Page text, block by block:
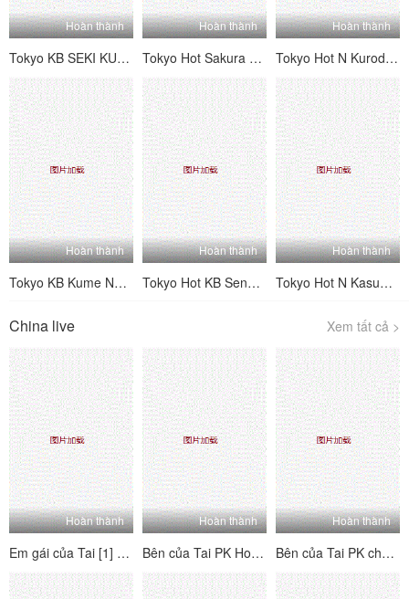
Hoàn thành
Tokyo KB SEKI KUKO Đội Kimura.
Hoàn thành
Tokyo Hot Sakura Hira
Hoàn thành
Tokyo Hot N Kuroda Mizuho Daman Cộng tác phụ nữ 凌 編 編
Hoàn thành
Tokyo KB Kume Natsu
Hoàn thành
Tokyo Hot KB Sensei Chiho Team Kimura Jun
Hoàn thành
Tokyo Hot N Kasumi Kato, Yusuke Sakurai
Xem tất cả >
China live
Hoàn thành
Em gái của Tai [1] Tôi nghĩ về người mẫu này - Tôi mong chờ nó, đó là một món đồ hoàn hảo, quan hệ tình dục qua đường hậu môn, đánh hơi và phát ra các từ!
Hoàn thành
Bên của Tai PK House's Tai's Sides [4] Vui vẻ và hai mặt ~ Kiểm tra trang nơi bạn có thể thấy mỗi người chơi B của người chơi b ~ Lolita hét lên, đam mê và hung dữ!
Hoàn thành
Bên của Tai PK cho các bên của Tai [3] hai bên - hãy xem trang với hướng dẫn của mỗi cô gái - Lolita hét lên, đam mê và hung dữ!